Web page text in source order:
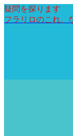
疑問を探ります
フラリロのこれ、